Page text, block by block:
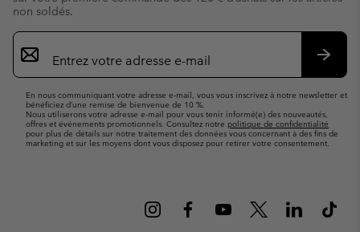
non soldés.
Inscription
par
e-
En nous communiquant votre adresse e-mail, vous vous inscrivez à notre newsletter et
bénéficiez d’une remise de bienvenue de 10 %.
Nous utiliserons votre adresse e-mail pour vous tenir informé(e) des nouveautés,
offres et événements promotionnels. Consultez notre politique de confidentialité
pour plus de détails sur notre traitement des données vous concernant à des fins de
marketing et sur les moyens dont vous disposez pour retirer votre consentement.